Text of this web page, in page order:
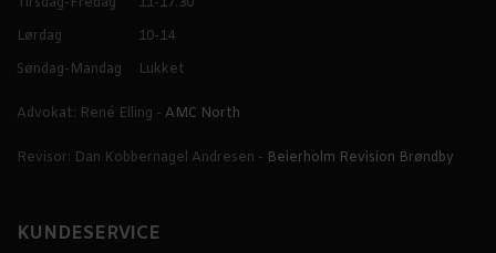
Lørdag
10-14
Søndag-Mandag
Lukket
Advokat: René Elling - AMC North
Revisor: Dan Kobbernagel Andresen - Beierholm Revision Brøndby
KUNDESERVICE